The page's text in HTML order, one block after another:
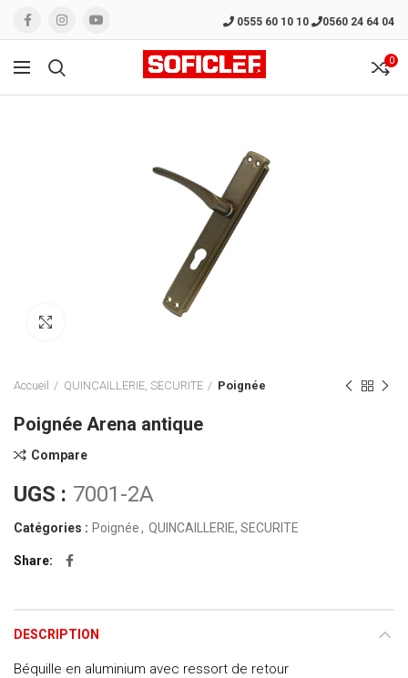
0555 60 10 10 0560 24 64 04
0
Accueil QUINCAILLERIE, SECURITE Poignée
Poignée Arena antique
Compare
UGS : 7001-2A
Catégories : Poignée, QUINCAILLERIE, SECURITE
Share
DESCRIPTION
Béquille en aluminium avec ressort de retour